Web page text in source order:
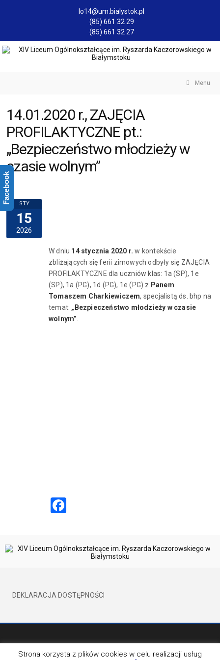
lo14@um.bialystok.pl
(85) 661 32 29
(85) 661 32 27
Menu
14.01.2020 r., ZAJĘCIA
PROFILAKTYCZNE pt.:
„Bezpieczeństwo młodzieży w
czasie wolnym”
STY
15
2026
W dniu 14 stycznia 2020 r.w kontekście
zbliżających się ferii zimowych odbyły się ZAJĘCIA
PROFILAKTYCZNE dla uczniów klas: 1a (SP), 1e
(SP), 1a (PG), 1d (PG), 1e (PG) z Panem
Tomaszem Charkiewiczem, specjalistą ds. bhp na
temat: „Bezpieczeństwo młodzieży w czasie
wolnym”
DEKLARACJA DOSTĘPNOŚCI
Strona korzysta z plików cookies w celu realizacji usług
Facebook